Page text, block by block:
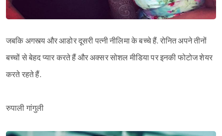
जबकि अगस्त्य और आडोर दूसरी पत्नी नीलिमा के बच्चे हैं. रोनित अपने तीनों
बच्चों से बेहद प्यार करते हैं और अक्सर सोशल मीडिया पर इनकी फोटोज शेयर
करते रहते हैं.
रुपाली गांगुली